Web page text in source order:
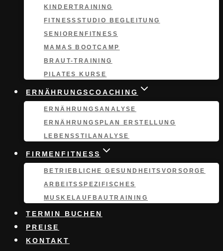
KINDERTRAINING
FITNESSSTUDIO BEGLEITUNG
SENIORENFITNESS
MAMAS BOOTCAMP
BRAUT-TRAINING
PILATES KURSE
ERNÄHRUNGSCOACHING
ERNÄHRUNGS­ANALYSE
ERNÄHRUNGSPLAN ERSTELLUNG
LEBENSSTILANALYSE
FIRMENFITNESS
BETRIEBLICHE GESUNDHEITSVORSORGE
ARBEITSSPEZIFISCHES
MUSKELAUFBAUTRAINING
TERMIN BUCHEN
PREISE
KONTAKT